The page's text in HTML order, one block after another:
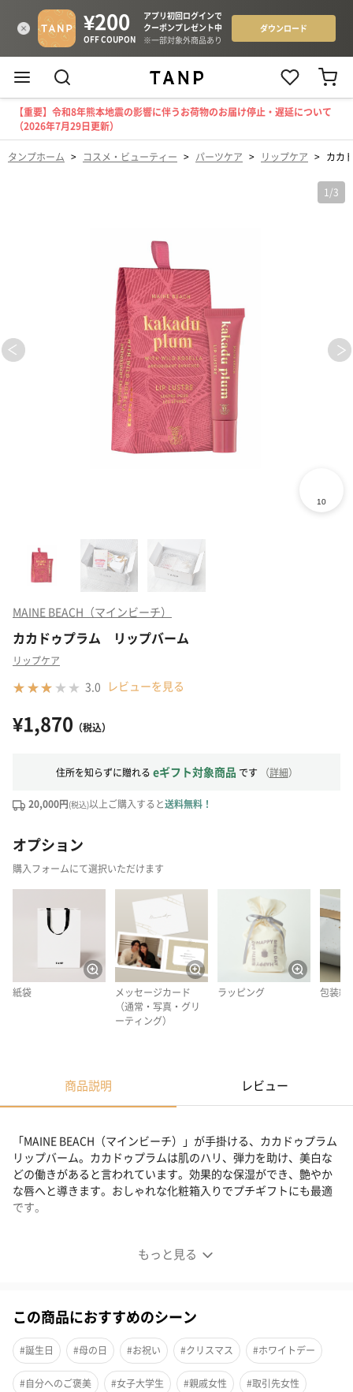
【重要】令和8年熊本地震の影響に伴うお荷物のお届け停止・遅延について
（2026年7月29日更新）
タンプホーム > コスメ・ビューティー > パーツケア > リップケア > カカ
1 /3
MAINE BEACH（マインビーチ）
カカドゥプラム リップバーム
リップケア
3.0 レビューを見る
¥1,870 （税込）
住所を知らずに贈れる eギフト対象商品 です （詳細）
20,000円(税込)以上ご購入すると送料無料！
オプション
購入フォームにて選択いただけます
紙袋
メッセージカード
（通常・写真・グリ
ーティング）
ラッピング 包装紙
商品説明 レビュー
もっと見る
「MAINE BEACH（マインビーチ）」が手掛ける、カカドゥプラム
リップバーム。カカドゥプラムは肌のハリ、弾力を助け、美白な
どの働きがあると言われています。効果的な保湿ができ、艶やか
な唇へと導きます。おしゃれな化粧箱入りでプチギフトにも最適
です。
効果的な保湿で艶やかな唇へ
この商品におすすめのシーン
#誕生日 #母の日 #お祝い #クリスマス #ホワイトデー
#自分へのご褒美 #女子大学生 #親戚女性 #取引先女性